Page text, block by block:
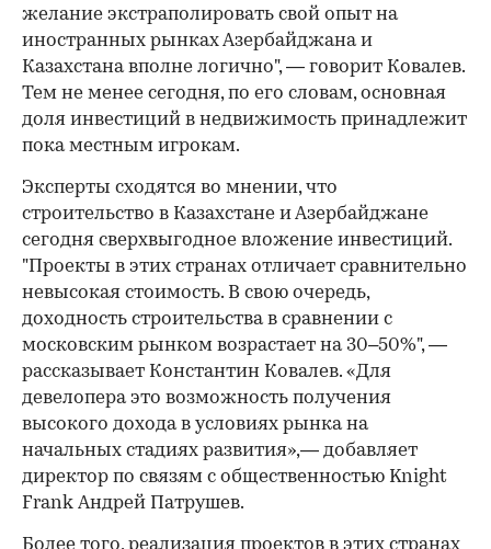
желание экстраполировать свой опыт на
иностранных рынках Азербайджана и
Казахстана вполне логично", — говорит Ковалев.
Тем не менее сегодня, по его словам, основная
доля инвестиций в недвижимость принадлежит
пока местным игрокам.
Эксперты сходятся во мнении, что
строительство в Казахстане и Азербайджане
сегодня сверхвыгодное вложение инвестиций.
"Проекты в этих странах отличает сравнительно
невысокая стоимость. В свою очередь,
доходность строительства в сравнении с
московским рынком возрастает на 30–50%", —
рассказывает Константин Ковалев. «Для
девелопера это возможность получения
высокого дохода в условиях рынка на
начальных стадиях развития»,— добавляет
директор по связям с общественностью Knight
Frank Андрей Патрушев.